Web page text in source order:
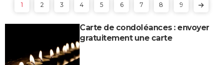
1 2 3 4 5 6 7 8 9
Carte de condoléances : envoyer
gratuitement une carte